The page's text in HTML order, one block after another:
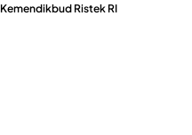
Kemendikbud Ristek RI